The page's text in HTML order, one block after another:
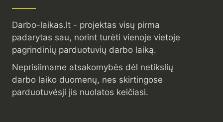
Darbo-laikas.lt - projektas visų pirma
padarytas sau, norint turėti vienoje vietoje
pagrindinių parduotuvių darbo laiką.
Neprisiimame atsakomybės dėl netikslių
darbo laiko duomenų, nes skirtingose
parduotuvėsji jis nuolatos keičiasi.